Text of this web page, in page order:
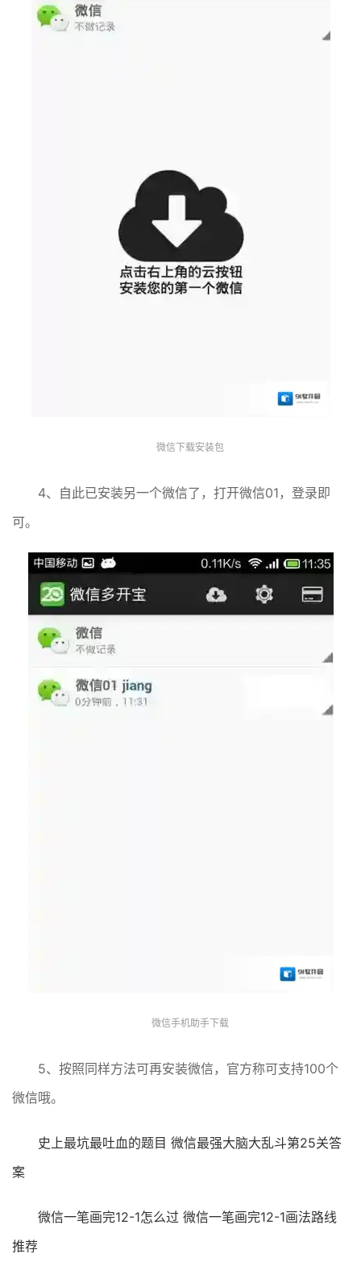
微信下载安装包
4、自此已安装另一个微信了，打开微信01，登录即
可。
微信手机助手下载
5、按照同样方法可再安装微信，官方称可支持100个
微信哦。
史上最坑最吐血的题目 微信最强大脑大乱斗第25关答
案
微信一笔画完12-1怎么过 微信一笔画完12-1画法路线
推荐